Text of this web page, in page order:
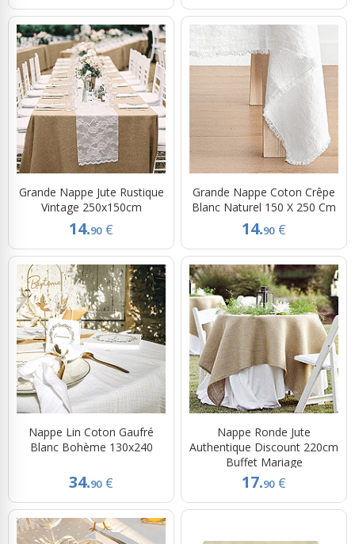
Grande Nappe Jute Rustique
Vintage 250x150cm
14.90 €
Grande Nappe Coton Crêpe
Blanc Naturel 150 X 250 Cm
14.90 €
Nappe Lin Coton Gaufré
Blanc Bohème 130x240
34.90 €
Nappe Ronde Jute
Authentique Discount 220cm
Buffet Mariage
17.90 €